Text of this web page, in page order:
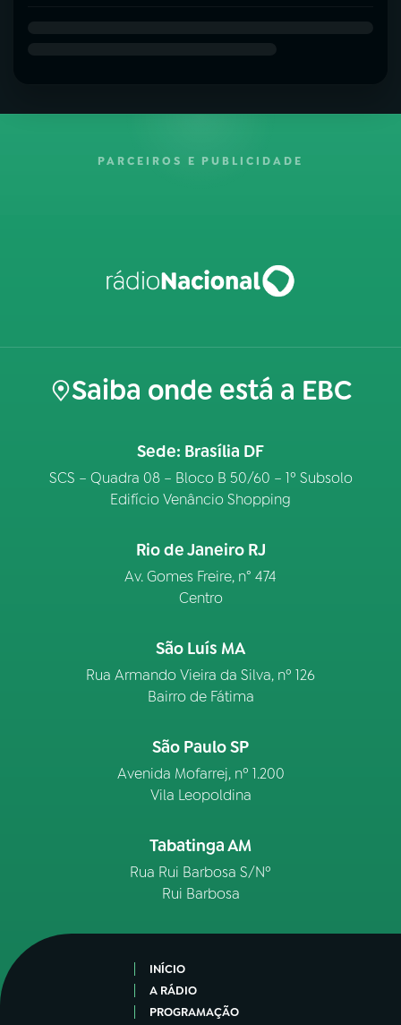
PARCEIROS E PUBLICIDADE
Saiba onde está a EBC
Sede: Brasília DF
SCS – Quadra 08 – Bloco B 50/60 – 1º Subsolo
Edifício Venâncio Shopping
Rio de Janeiro RJ
Av. Gomes Freire, n° 474
Centro
São Luís MA
Rua Armando Vieira da Silva, nº 126
Bairro de Fátima
São Paulo SP
Avenida Mofarrej, nº 1.200
Vila Leopoldina
Tabatinga AM
Rua Rui Barbosa S/Nº
Rui Barbosa
INÍCIO
A RÁDIO
PROGRAMAÇÃO